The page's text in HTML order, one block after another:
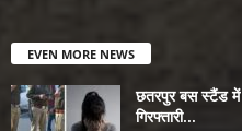
EVEN MORE NEWS
छतरपुर बस स्टैंड में
गिरफ्तारी...